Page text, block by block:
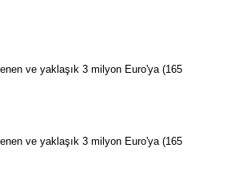
ve yaklaşık 3 milyon Euro'ya (165
ve yaklaşık 3 milyon Euro'ya (165